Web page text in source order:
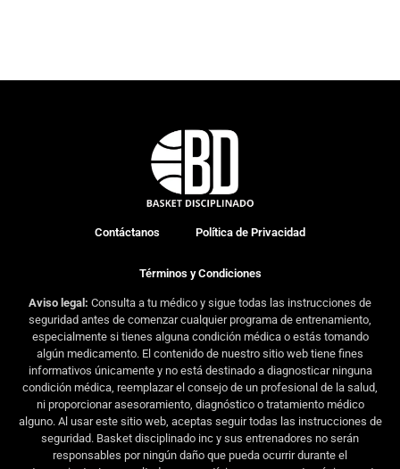
Contáctanos Política de Privacidad
Términos y Condiciones
Aviso legal: Consulta a tu médico y sigue todas las instrucciones de
seguridad antes de comenzar cualquier programa de entrenamiento,
especialmente si tienes alguna condición médica o estás tomando
algún medicamento. El contenido de nuestro sitio web tiene fines
informativos únicamente y no está destinado a diagnosticar ninguna
condición médica, reemplazar el consejo de un profesional de la salud,
ni proporcionar asesoramiento, diagnóstico o tratamiento médico
alguno. Al usar este sitio web, aceptas seguir todas las instrucciones de
seguridad. Basket disciplinado inc y sus entrenadores no serán
responsables por ningún daño que pueda ocurrir durante el